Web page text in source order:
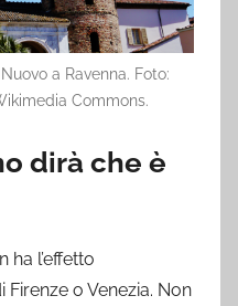
a Ravenna. Foto:
Commons.
dirà che è
ha l’effetto
o Venezia. Non